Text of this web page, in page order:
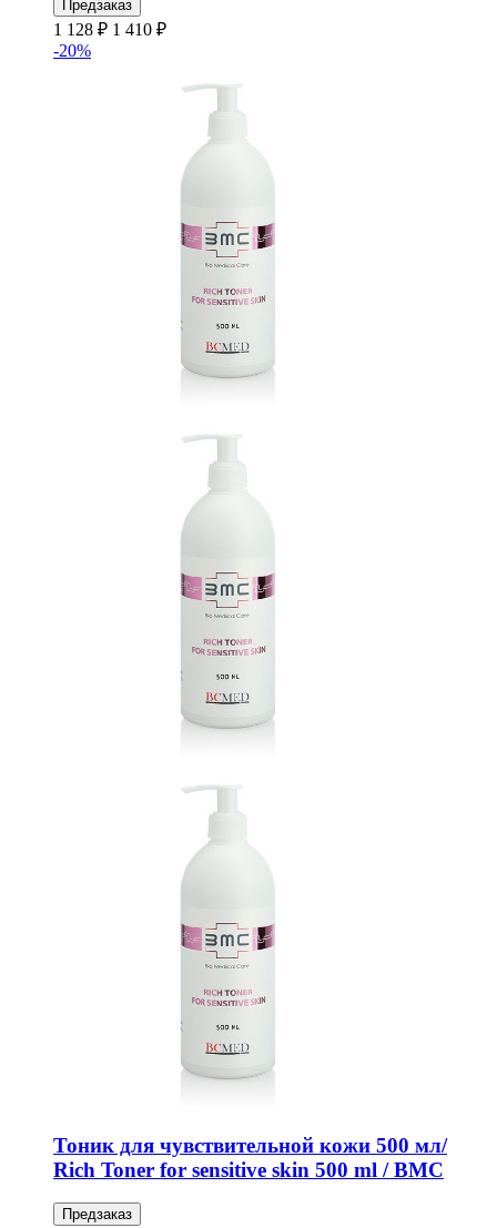
Предзаказ
1 128 ₽ 1 410 ₽
-20%
Тоник для чувствительной кожи 500 мл/
Rich Toner for sensitive skin 500 ml / BMC
Предзаказ